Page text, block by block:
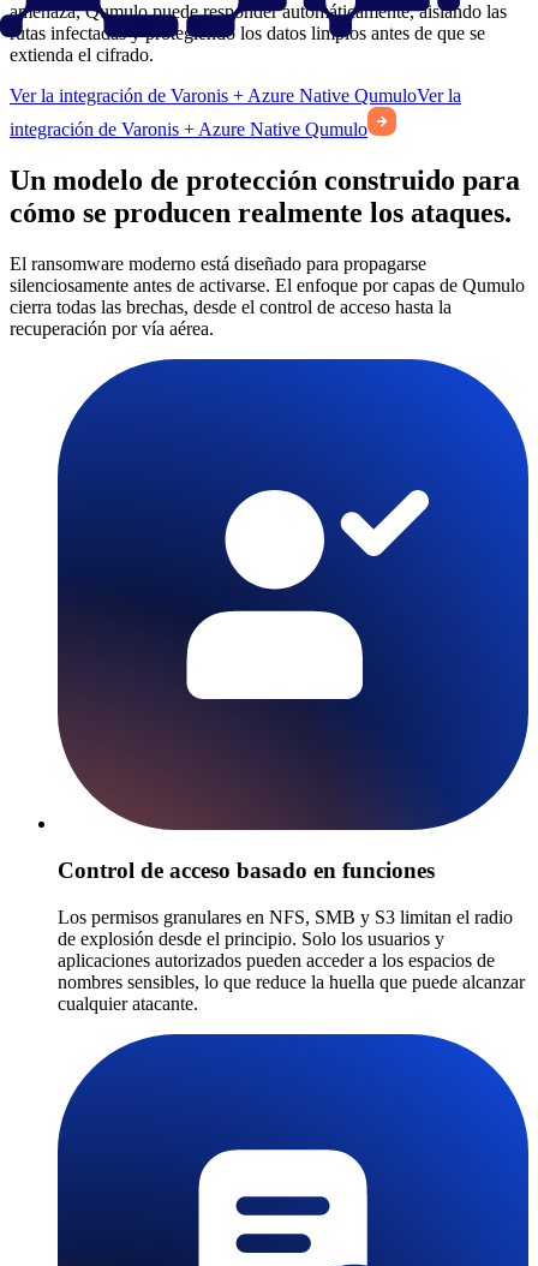
amenaza, Qumulo puede responder automáticamente, aislando las
rutas infectadas y protegiendo los datos limpios antes de que se
extienda el cifrado.
Ver la integración de Varonis + Azure Native QumuloVer la
integración de Varonis + Azure Native Qumulo
Un modelo de protección construido para
cómo se producen realmente los ataques.
El ransomware moderno está diseñado para propagarse
silenciosamente antes de activarse. El enfoque por capas de Qumulo
cierra todas las brechas, desde el control de acceso hasta la
recuperación por vía aérea.
Control de acceso basado en funciones
Los permisos granulares en NFS, SMB y S3 limitan el radio
de explosión desde el principio. Solo los usuarios y
aplicaciones autorizados pueden acceder a los espacios de
nombres sensibles, lo que reduce la huella que puede alcanzar
cualquier atacante.